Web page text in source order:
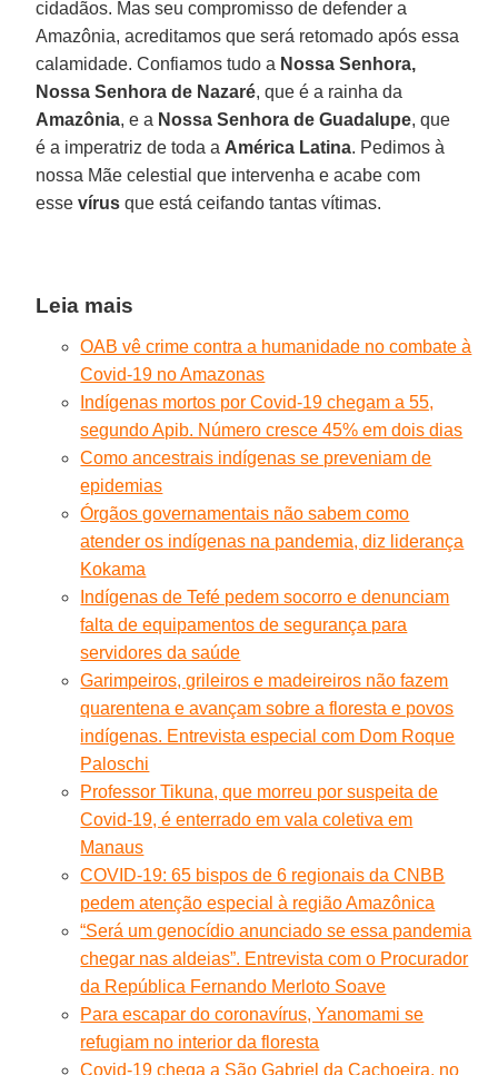
cidadãos. Mas seu compromisso de defender a
Amazônia, acreditamos que será retomado após essa
calamidade. Confiamos tudo a Nossa Senhora,
Nossa Senhora de Nazaré, que é a rainha da
Amazônia, e a Nossa Senhora de Guadalupe, que
é a imperatriz de toda a América Latina. Pedimos à
nossa Mãe celestial que intervenha e acabe com
essevírus que está ceifando tantas vítimas.
Leia mais
OAB vê crime contra a humanidade no combate à
Covid-19 no Amazonas
Indígenas mortos por Covid-19 chegam a 55,
segundo Apib. Número cresce 45% em dois dias
Como ancestrais indígenas se preveniam de
epidemias
Órgãos governamentais não sabem como
atender os indígenas na pandemia, diz liderança
Kokama
Indígenas de Tefé pedem socorro e denunciam
falta de equipamentos de segurança para
servidores da saúde
Garimpeiros, grileiros e madeireiros não fazem
quarentena e avançam sobre a floresta e povos
indígenas. Entrevista especial com Dom Roque
Paloschi
Professor Tikuna, que morreu por suspeita de
Covid-19, é enterrado em vala coletiva em
Manaus
COVID-19: 65 bispos de 6 regionais da CNBB
pedem atenção especial à região Amazônica
“Será um genocídio anunciado se essa pandemia
chegar nas aldeias”. Entrevista com o Procurador
da República Fernando Merloto Soave
Para escapar do coronavírus, Yanomami se
refugiam no interior da floresta
Covid-19 chega a São Gabriel da Cachoeira, no